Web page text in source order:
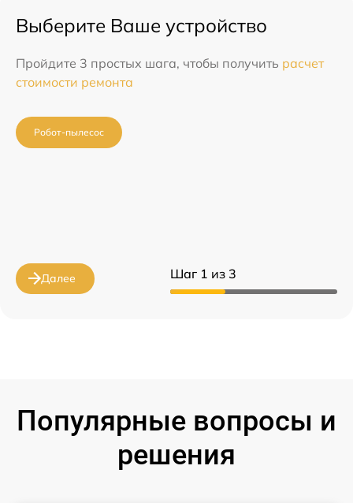
Шаг 1 из 3
Выберите Ваше устройство
Пройдите 3 простых шага, чтобы получить расчет
стоимости ремонта
Робот-пылесос
Далее
Популярные вопросы и
решения